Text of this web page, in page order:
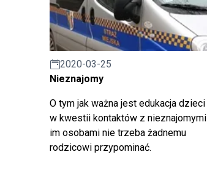
2020-03-25
Nieznajomy
O tym jak ważna jest edukacja dzieci
w kwestii kontaktów z nieznajomymi
im osobami nie trzeba żadnemu
rodzicowi przypominać.